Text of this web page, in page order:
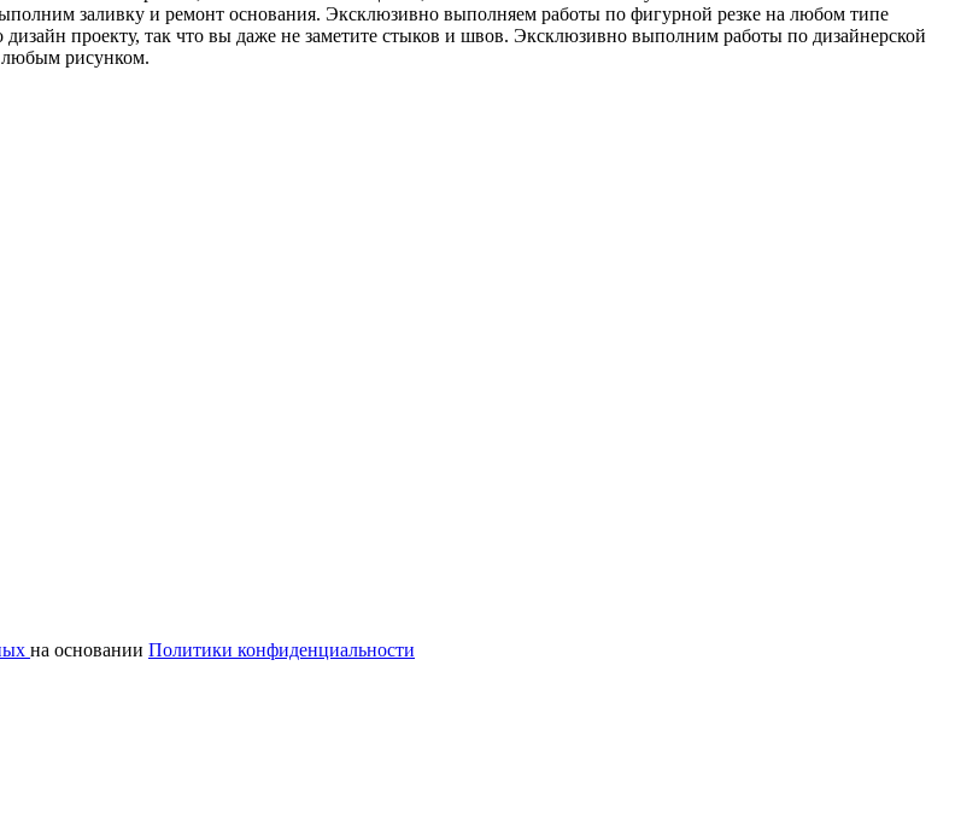
заливку и ремонт основания. Эксклюзивно выполняем работы по фигурной резке на любом типе
проекту, так что вы даже не заметите стыков и швов. Эксклюзивно выполним работы по дизайнерской
рисунком.
на основании Политики конфиденциальности